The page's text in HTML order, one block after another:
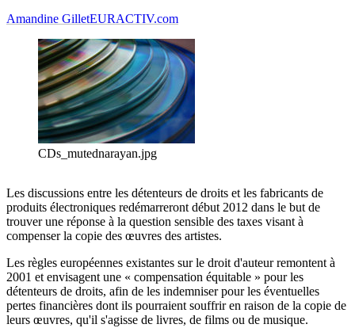
Amandine GilletEURACTIV.com
CDs_mutednarayan.jpg
Les discussions entre les détenteurs de droits et les fabricants de
produits électroniques redémarreront début 2012 dans le but de
trouver une réponse à la question sensible des taxes visant à
compenser la copie des œuvres des artistes.
Les règles européennes existantes sur le droit d'auteur remontent à
2001 et envisagent une « compensation équitable » pour les
détenteurs de droits, afin de les indemniser pour les éventuelles
pertes financières dont ils pourraient souffrir en raison de la copie de
leurs œuvres, qu'il s'agisse de livres, de films ou de musique.